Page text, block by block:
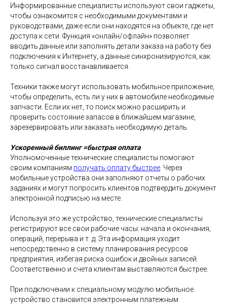
Информированные специалисты используют свои гаджеты,
чтобы ознакомится с необходимыми документами и
руководствами, даже если они находятся на объекте, где нет
доступа к сети. Функция «онлайн/офлайн» позволяет
вводить данные или заполнять детали заказа на работу без
подключения к Интернету, а данные синхронизируются, как
только сигнал восстанавливается.
Техники также могут использовать мобильное приложение,
чтобы определить, есть ли у них в автомобиле необходимые
запчасти. Если их нет, то поиск можно расширить и
проверить состояние запасов в ближайшем магазине,
зарезервировать или заказать необходимую деталь.
Ускоренный биллинг =быстрая оплата
Уполномоченные технические специалисты помогают
своим компаниям получать оплату быстрее . Через
мобильные устройства они заполняют отчеты о рабочих
заданиях и могут попросить клиентов подтвердить документ
электронной подписью на месте.
Используя это же устройство, технические специалисты
регистрируют все свои рабочие часы: начала и окончания,
операций, перерыва и т. д. Эта информация уходит
непосредственно в систему планирования ресурсов
предприятия, избегая риска ошибок и двойных записей.
Соответственно и счета клиентам выставляются быстрее.
При подключении к специальному модулю мобильное
устройство становится электронным платежным